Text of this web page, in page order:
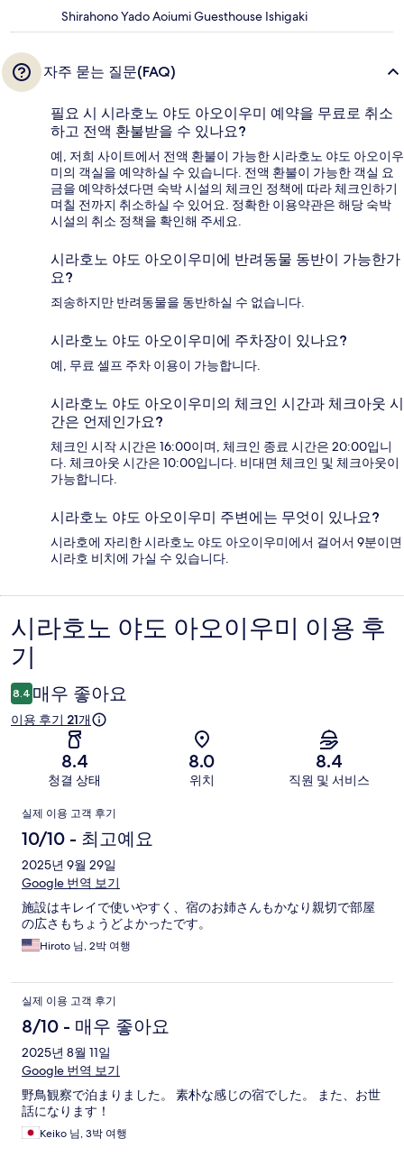
Shirahono Yado Aoiumi Guesthouse Ishigaki
자주 묻는 질문(FAQ)
필요 시 시라호노 야도 아오이우미 예약을 무료로 취소
하고 전액 환불받을 수 있나요?
예, 저희 사이트에서 전액 환불이 가능한 시라호노 야도 아오이우
미의 객실을 예약하실 수 있습니다. 전액 환불이 가능한 객실 요
금을 예약하셨다면 숙박 시설의 체크인 정책에 따라 체크인하기
며칠 전까지 취소하실 수 있어요. 정확한 이용약관은 해당 숙박
시설의 취소 정책을 확인해 주세요.
시라호노 야도 아오이우미에 반려동물 동반이 가능한가
요?
죄송하지만 반려동물을 동반하실 수 없습니다.
시라호노 야도 아오이우미에 주차장이 있나요?
예, 무료 셀프 주차 이용이 가능합니다.
시라호노 야도 아오이우미의 체크인 시간과 체크아웃 시
간은 언제인가요?
체크인 시작 시간은 16:00이며, 체크인 종료 시간은 20:00입니
다. 체크아웃 시간은 10:00입니다. 비대면 체크인 및 체크아웃이
가능합니다.
시라호노 야도 아오이우미 주변에는 무엇이 있나요?
시라호에 자리한 시라호노 야도 아오이우미에서 걸어서 9분이면
시라호 비치에 가실 수 있습니다.
이
용
후
기
시라호노 야도 아오이우미 이용 후
기
8.4 매우 좋아요
이용 후기 21개
8.4
청결 상태
8.0
위치
8.4
직원 및 서비스
이
용
후
기
실제 이용 고객 후기
10/10 - 최고예요
2025년 9월 29일
Google 번역 보기
施設はキレイで使いやすく、宿のお姉さんもかなり親切で部屋
の広さもちょうどよかったです。
Hiroto 님, 2박 여행
실제 이용 고객 후기
8/10 - 매우 좋아요
2025년 8월 11일
Google 번역 보기
野鳥観察で泊まりました。 素朴な感じの宿でした。 また、お世
話になります！
Keiko 님, 3박 여행